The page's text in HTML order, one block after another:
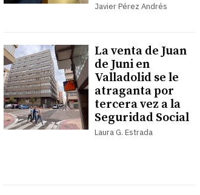
Javier Pérez Andrés
La venta de Juan
de Juni en
Valladolid se le
atraganta por
tercera vez a la
Seguridad Social
Laura G. Estrada